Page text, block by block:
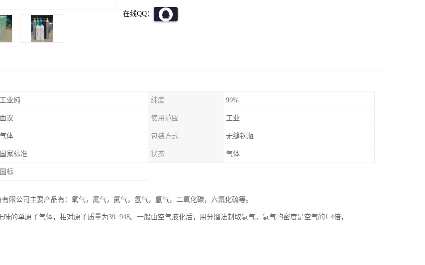
在线QQ：
工业纯 纯度 99%
面议 使用范围 工业
气体 包装方式 无缝钢瓶
国家标准 状态 气体
国标
限公司主要产品有：氧气，氮气，氦气，氢气，氩气，二氧化碳，六氟化硫等。
味的单原子气体，相对原子质量为39. 948。一般由空气液化后，用分馏法制取氩气。氩气的密度是空气的1.4倍，